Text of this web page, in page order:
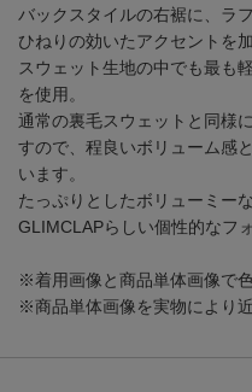
バックスタイルの右裾に、ラ
ひねりの効いたアクセントを
スウェット生地の中でも最も
を使用。
通常の裏毛スウェットと同様
すので、程良いボリューム感
います。
たっぷりとしたボリューミー
GLIMCLAPらしい個性的なフ
※着用画像と商品単体画像で
※商品単体画像を実物により